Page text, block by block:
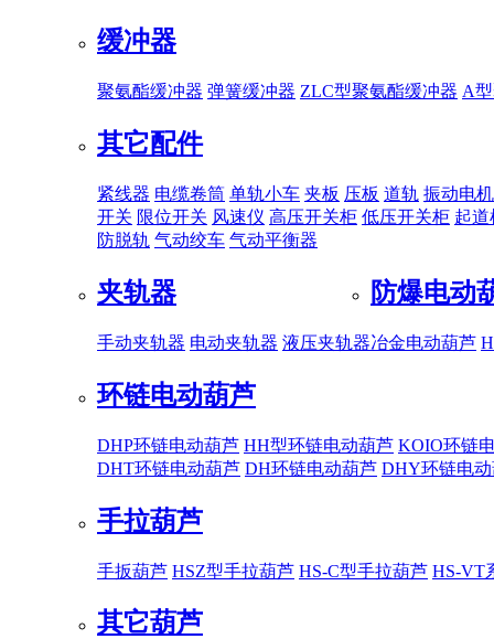
缓冲器
聚氨酯缓冲器 弹簧缓冲器 ZLC型聚氨酯缓冲器 A
其它配件
紧线器 电缆卷筒 单轨小车 夹板 压板 道轨 振动电机
开关 限位开关 风速仪 高压开关柜 低压开关柜 起道
防脱轨 气动绞车 气动平衡器
夹轨器
手动夹轨器 电动夹轨器 液压夹轨器
防爆电动
冶金电动葫芦
环链电动葫芦
DHP环链电动葫芦 HH型环链电动葫芦 KOIO环链
DHT环链电动葫芦 DH环链电动葫芦 DHY环链电
手拉葫芦
手扳葫芦 HSZ型手拉葫芦 HS-C型手拉葫芦 HS-VT
其它葫芦